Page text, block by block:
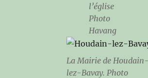
l’église
Photo
Havang
La Mairie de Houdain-
lez-Bavay. Photo